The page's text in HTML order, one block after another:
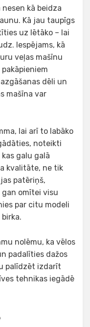
kā beidza
Kā jau taupīgs
uz lētāko – lai
Iespējams, kā
veļas mašīnu
dēli un
mašīna var
lai arī to labāko
noteikti
galu galā
kvalitāte, ne tik
patēriņš,
gan omītei visu
par citu modeli
nolēmu, ka vēlos
padalīties dažos
palīdzēt izdarīt
tehnikas iegādē